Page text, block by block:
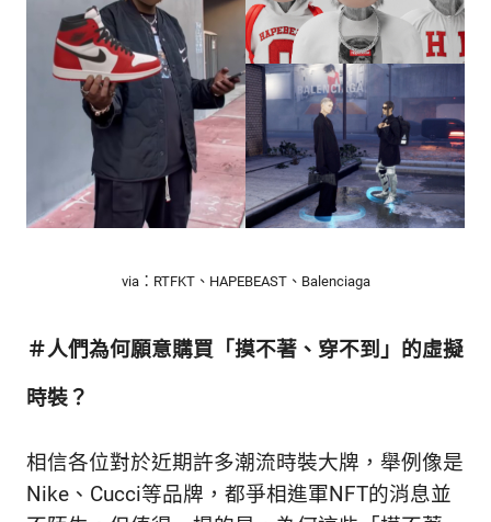
獵
容，
讓
獨
一
二
你
via：RTFKT、HAPEBEAST、Balenciaga
＃人們為何願意購買「摸不著、穿不到」的虛擬
時裝？
相信各位對於近期許多潮流時裝大牌，舉例像是
Nike、Cucci等品牌，都爭相進軍NFT的消息並